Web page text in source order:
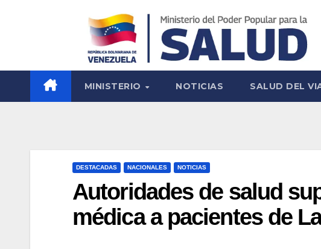
MINISTERIO NOTICIAS SALUD DEL
DESTACADAS NACIONALES NOTICIAS
Autoridades de salud
médica a pacientes de